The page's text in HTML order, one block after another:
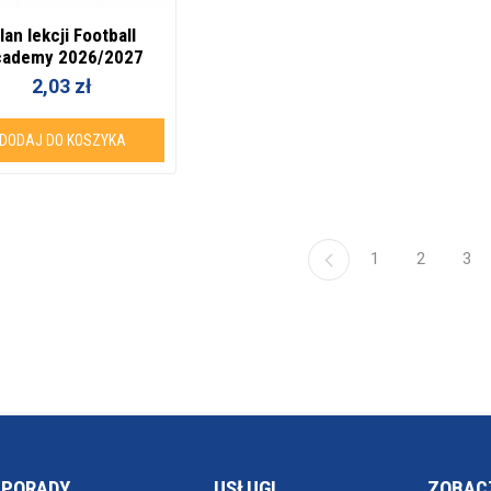
lekcji Football
2026/2027
2,03 zł
DO KOSZYKA
1 2 3